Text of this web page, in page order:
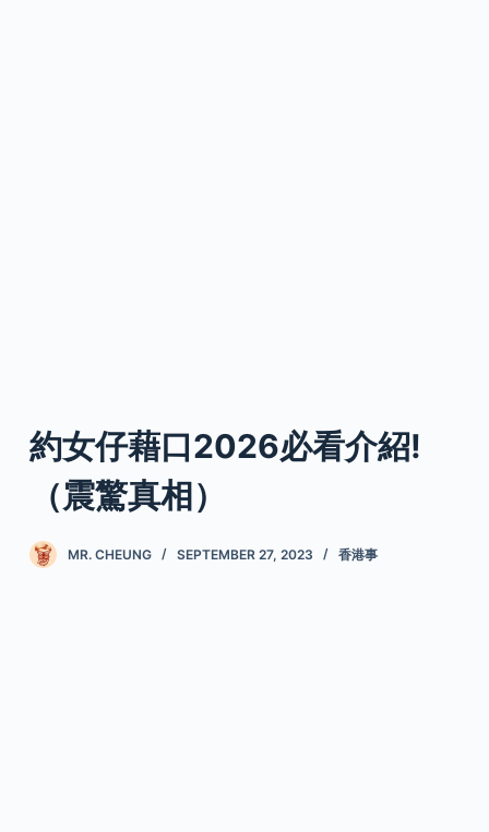
約女仔藉口2026必看介紹!
（震驚真相）
MR. CHEUNG SEPTEMBER 27, 2023 香港事